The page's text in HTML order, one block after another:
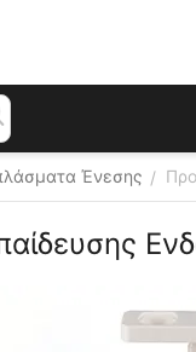
Ένεσης /